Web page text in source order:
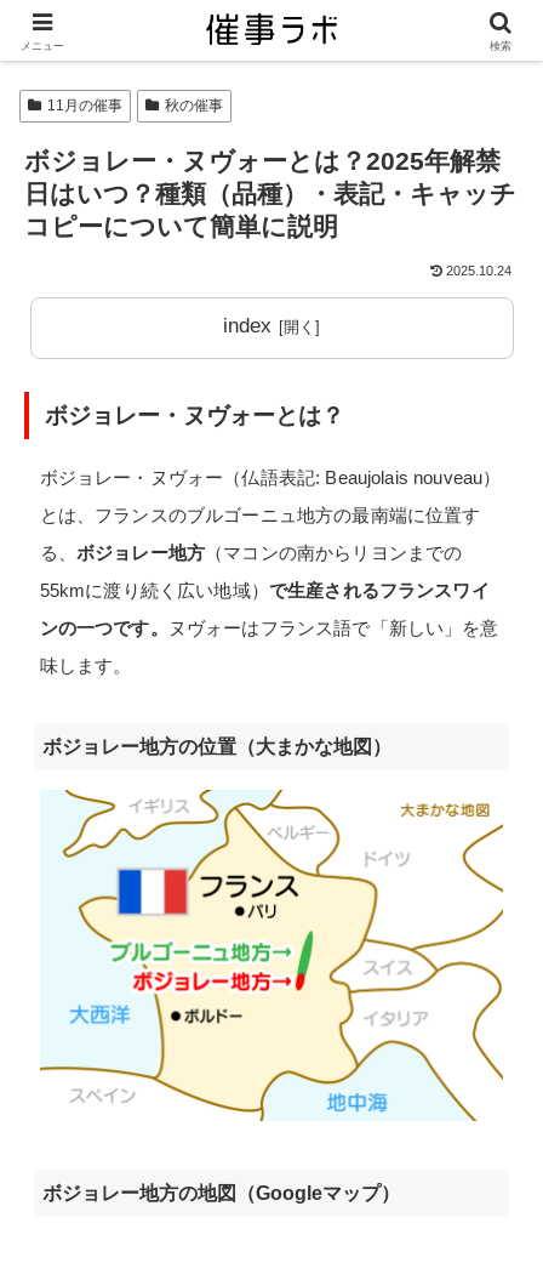
11月の催事 秋の催事
ボジョレー・ヌヴォーとは？2025年解禁
日はいつ？種類（品種）・表記・キャッチ
コピーについて簡単に説明
2025.10.24
index
ボジョレー・ヌヴォーとは？
ボジョレー・ヌヴォー（仏語表記: Beaujolais nouveau）
とは、フランスのブルゴーニュ地方の最南端に位置す
る、 ボジョレー地方 （マコンの南からリヨンまでの
55kmに渡り続く広い地域） で生産されるフランスワイ
ンの一つです。
ヌヴォーはフランス語で「新しい」を意
味します。
ボジョレー地方の位置（大まかな地図）
ボジョレー地方の地図（Googleマップ）
メニュー 検索